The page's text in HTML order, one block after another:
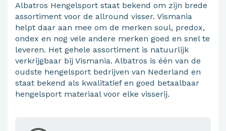
Albatros Hengelsport staat bekend om zijn brede
assortiment voor de allround visser. Vismania
helpt daar aan mee om de merken soul, predox,
ondex en nog vele andere merken goed en snel te
leveren. Het gehele assortiment is natuurlijk
verkrijgbaar bij Vismania. Albatros is één van de
oudste hengelsport bedrijven van Nederland en
staat bekend als kwalitatief en goed betaalbaar
hengelsport materiaal voor elke visserij.